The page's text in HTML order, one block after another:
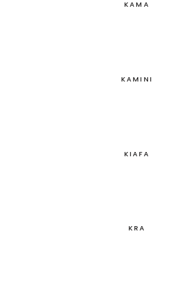
KAMA
KAMINI
KIAFA
KRA